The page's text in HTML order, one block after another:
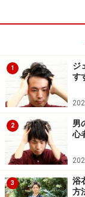
1
ジ
す
2
男
心
3
浴
方